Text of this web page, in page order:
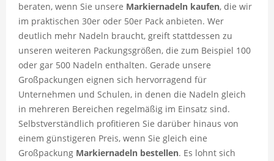
beraten, wenn Sie unsere Markiernadeln kaufen, die wir
im praktischen 30er oder 50er Pack anbieten. Wer
deutlich mehr Nadeln braucht, greift stattdessen zu
unseren weiteren Packungsgrößen, die zum Beispiel 100
oder gar 500 Nadeln enthalten. Gerade unsere
Großpackungen eignen sich hervorragend für
Unternehmen und Schulen, in denen die Nadeln gleich
in mehreren Bereichen regelmäßig im Einsatz sind.
Selbstverständlich profitieren Sie darüber hinaus von
einem günstigeren Preis, wenn Sie gleich eine
Großpackung Markiernadeln bestellen. Es lohnt sich